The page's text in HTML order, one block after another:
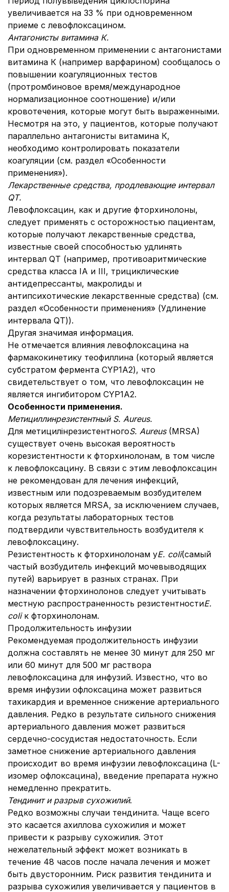
увеличивается на 33 % при одновременном
приеме с левофлоксацином.
Антагонисты витамина К.
При одновременном применении с антагонистами
витамина К (например варфарином) сообщалось о
повышении коагуляционных тестов
(протромбиновое время/международное
нормализационное соотношение) и/или
кровотечения, которые могут быть выраженными.
Несмотря на это, у пациентов, которые получают
параллельно антагонисты витамина К,
необходимо контролировать показатели
коагуляции (см. раздел «Особенности
применения»).
Лекарственные средства, продлевающие интервал
QТ.
Левофлоксацин, как и другие фторхинолоны,
следует применять с осторожностью пациентам,
которые получают лекарственные средства,
известные своей способностью удлинять
интервал QT (например, противоаритмические
средства класса ІА и III, трициклические
антидепрессанты, макролиды и
антипсихотические лекарственные средства) (см.
раздел «Особенности применения» (Удлинение
интервала QT)).
Другая значимая информация.
Не отмечается влияния левофлоксацина на
фармакокинетику теофиллина (который является
субстратом фермента CYP1A2), что
свидетельствует о том, что левофлоксацин не
является ингибитором CYP1A2.
Особенности применения.
Метициллинрезистентный S. Aureus.
Для метицилінрезистентногоS. Aureus(MRSA)
существует очень высокая вероятность
корезистентности к фторхинолонам, в том числе
к левофлоксацину. В связи с этим левофлоксацин
не рекомендован для лечения инфекций,
известным или подозреваемым возбудителем
которых является MRSA, за исключением случаев,
когда результаты лабораторных тестов
подтвердили чувствительность возбудителя к
левофлоксацину.
Резистентность к фторхинолонам уE. coli(самый
частый возбудитель инфекций мочевыводящих
путей) варьирует в разных странах. При
назначении фторхинолонов следует учитывать
местную распространенность резистентностиE.
сoliк фторхинолонам.
Продолжительность инфузии
Рекомендуемая продолжительность инфузии
должна составлять не менее 30 минут для 250 мг
или 60 минут для 500 мг раствора
левофлоксацина для инфузий. Известно, что во
время инфузии офлоксацина может развиться
тахикардия и временное снижение артериального
давления. Редко в результате сильного снижения
артериального давления может развиться
сердечно-сосудистая недостаточность. Если
заметное снижение артериального давления
происходит во время инфузии левофлоксацина (L-
изомер офлоксацина), введение препарата нужно
немедленно прекратить.
Тендинит и разрыв сухожилий.
Редко возможны случаи тендинита. Чаще всего
это касается ахиллова сухожилия и может
привести к разрыву сухожилия. Этот
нежелательный эффект может возникать в
течение 48 часов после начала лечения и может
быть двусторонним. Риск развития тендинита и
разрыва сухожилия увеличивается у пациентов в